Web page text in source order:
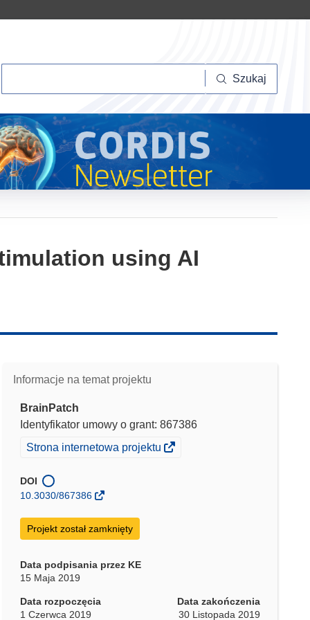
Szukaj
using AI
Informacje na temat projektu
BrainPatch
Identyfikator umowy o grant: 867386
(odnośnik
w
nowym
Strona internetowa projektu
DOI
10.3030/867386
Projekt został zamknięty
Data podpisania przez KE
15 Maja 2019
Data rozpoczęcia
1 Czerwca 2019
Data zakończenia
30 Listopada 2019